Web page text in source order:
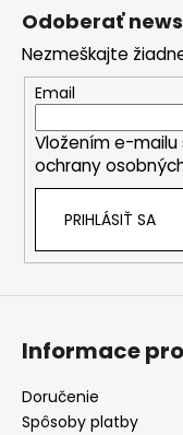
Odoberať
Nezmeškajte
Email
Vložením e-mailu
ochrany
PRIHLÁSIŤ SA
Informace
Doručenie
Spôsoby platby